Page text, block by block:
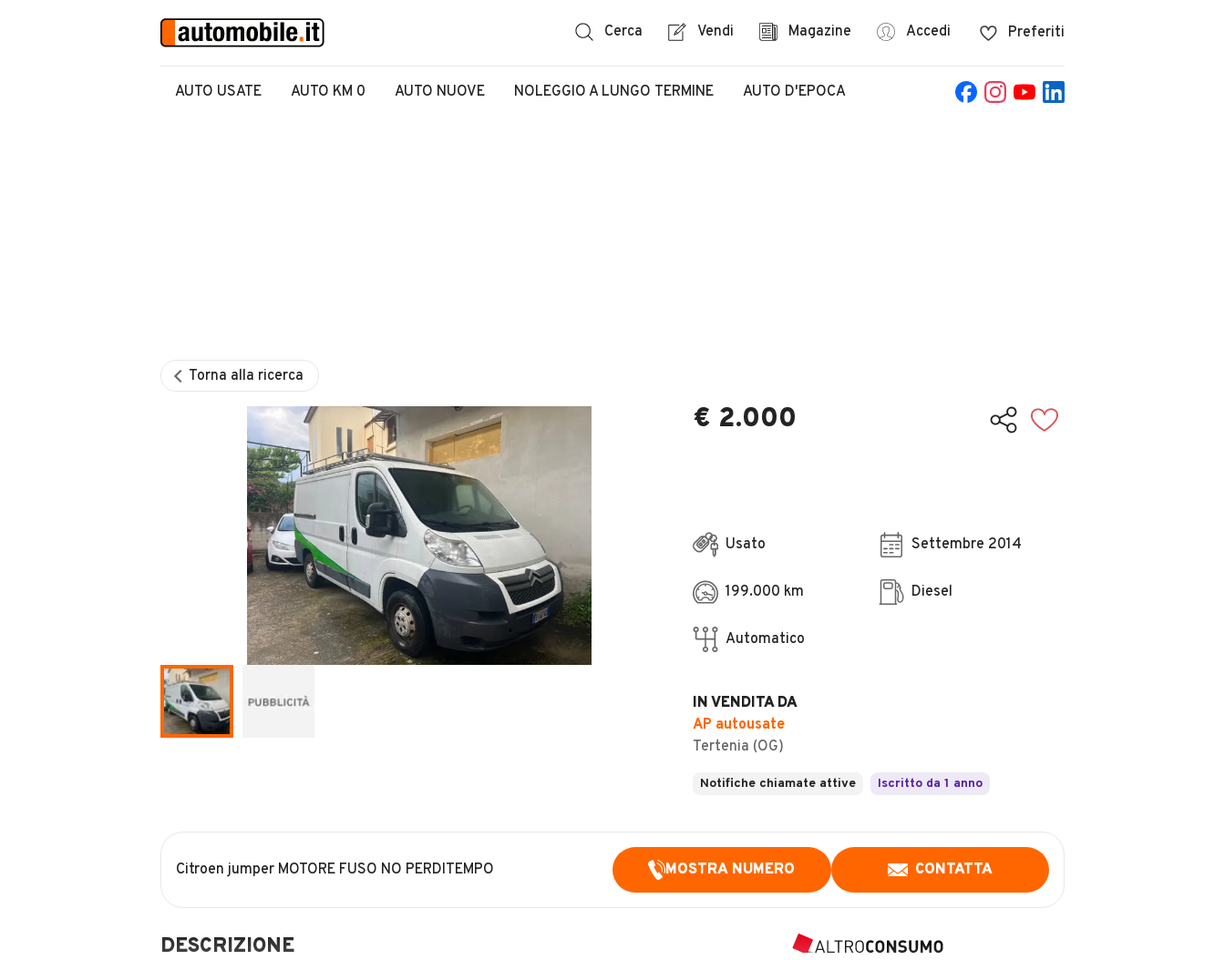
Cerca Vendi Magazine Accedi Preferiti
AUTO USATE AUTO KM 0 AUTO NUOVE NOLEGGIO A LUNGO TERMINE AUTO D'EPOCA
Torna alla ricerca
€ 2.000
Usato Settembre 2014
199.000 km Diesel
Automatico
IN VENDITA DA
AP autousate
Tertenia (OG)
Notifiche chiamate attive Iscritto da 1 anno
Citroen jumper MOTORE FUSO NO PERDITEMPO MOSTRA NUMERO CONTATTA
DESCRIZIONE